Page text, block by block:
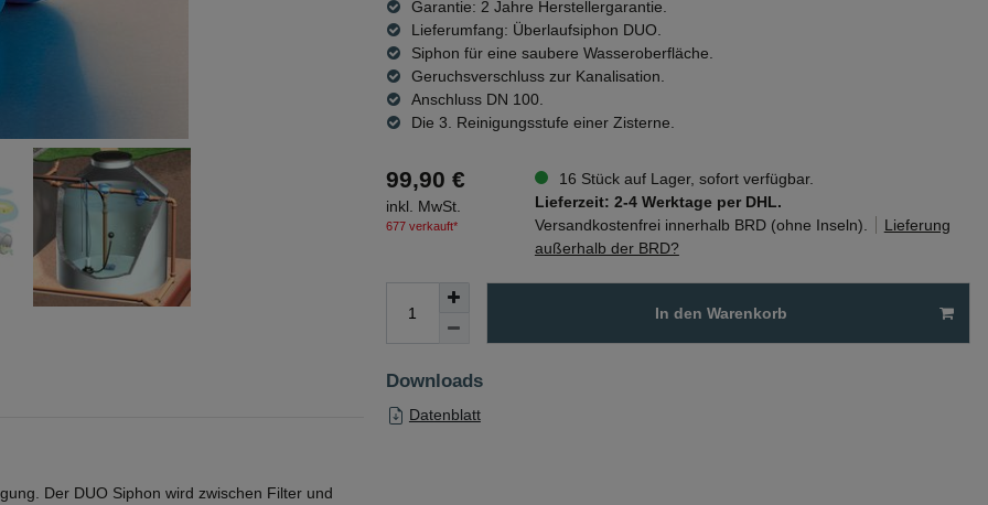
Garantie: 2 Jahre Herstellergarantie.
Lieferumfang: Überlaufsiphon DUO.
Siphon für eine saubere Wasseroberfläche.
Geruchsverschluss zur Kanalisation.
Anschluss DN 100.
Die 3. Reinigungsstufe einer Zisterne.
99,90 €
inkl. MwSt.
677 verkauft*
16 Stück auf Lager, sofort verfügbar.
Lieferzeit: 2-4 Werktage per DHL.
Versandkostenfrei innerhalb BRD (ohne Inseln).
Lieferung
außerhalb der BRD?
In den Warenkorb
Downloads
Datenblatt
Der DUO Siphon wird zwischen Filter und